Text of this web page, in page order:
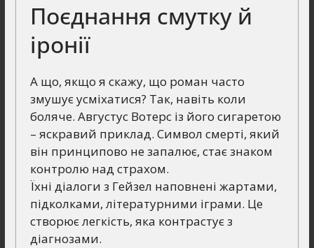
Поєднання смутку й
іронії
А що, якщо я скажу, що роман часто
змушує усміхатися? Так, навіть коли
боляче. Августус Вотерс із його сигаретою
– яскравий приклад. Символ смерті, який
він принципово не запалює, стає знаком
контролю над страхом.
Їхні діалоги з Гейзел наповнені жартами,
підколками, літературними іграми. Це
створює легкість, яка контрастує з
діагнозами.